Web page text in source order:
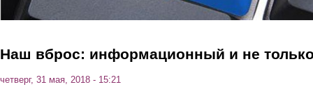
Наш вброс: информационный и не
четверг, 31 мая, 2018 - 15:21